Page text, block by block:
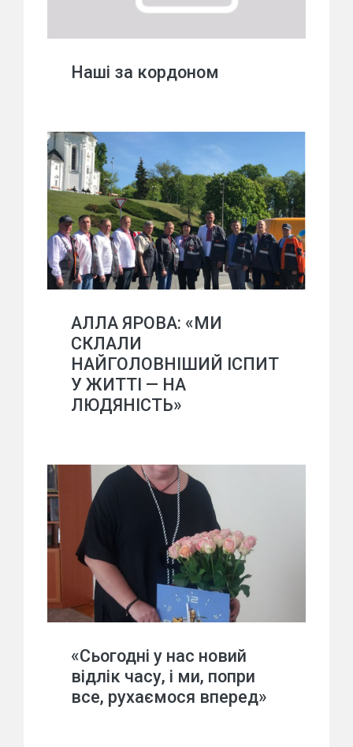
Наші за кордоном
АЛЛА ЯРОВА: «МИ
СКЛАЛИ
НАЙГОЛОВНІШИЙ ІСПИТ
У ЖИТТІ — НА
ЛЮДЯНІСТЬ»
«Сьогодні у нас новий
відлік часу, і ми, попри
все, рухаємося вперед»